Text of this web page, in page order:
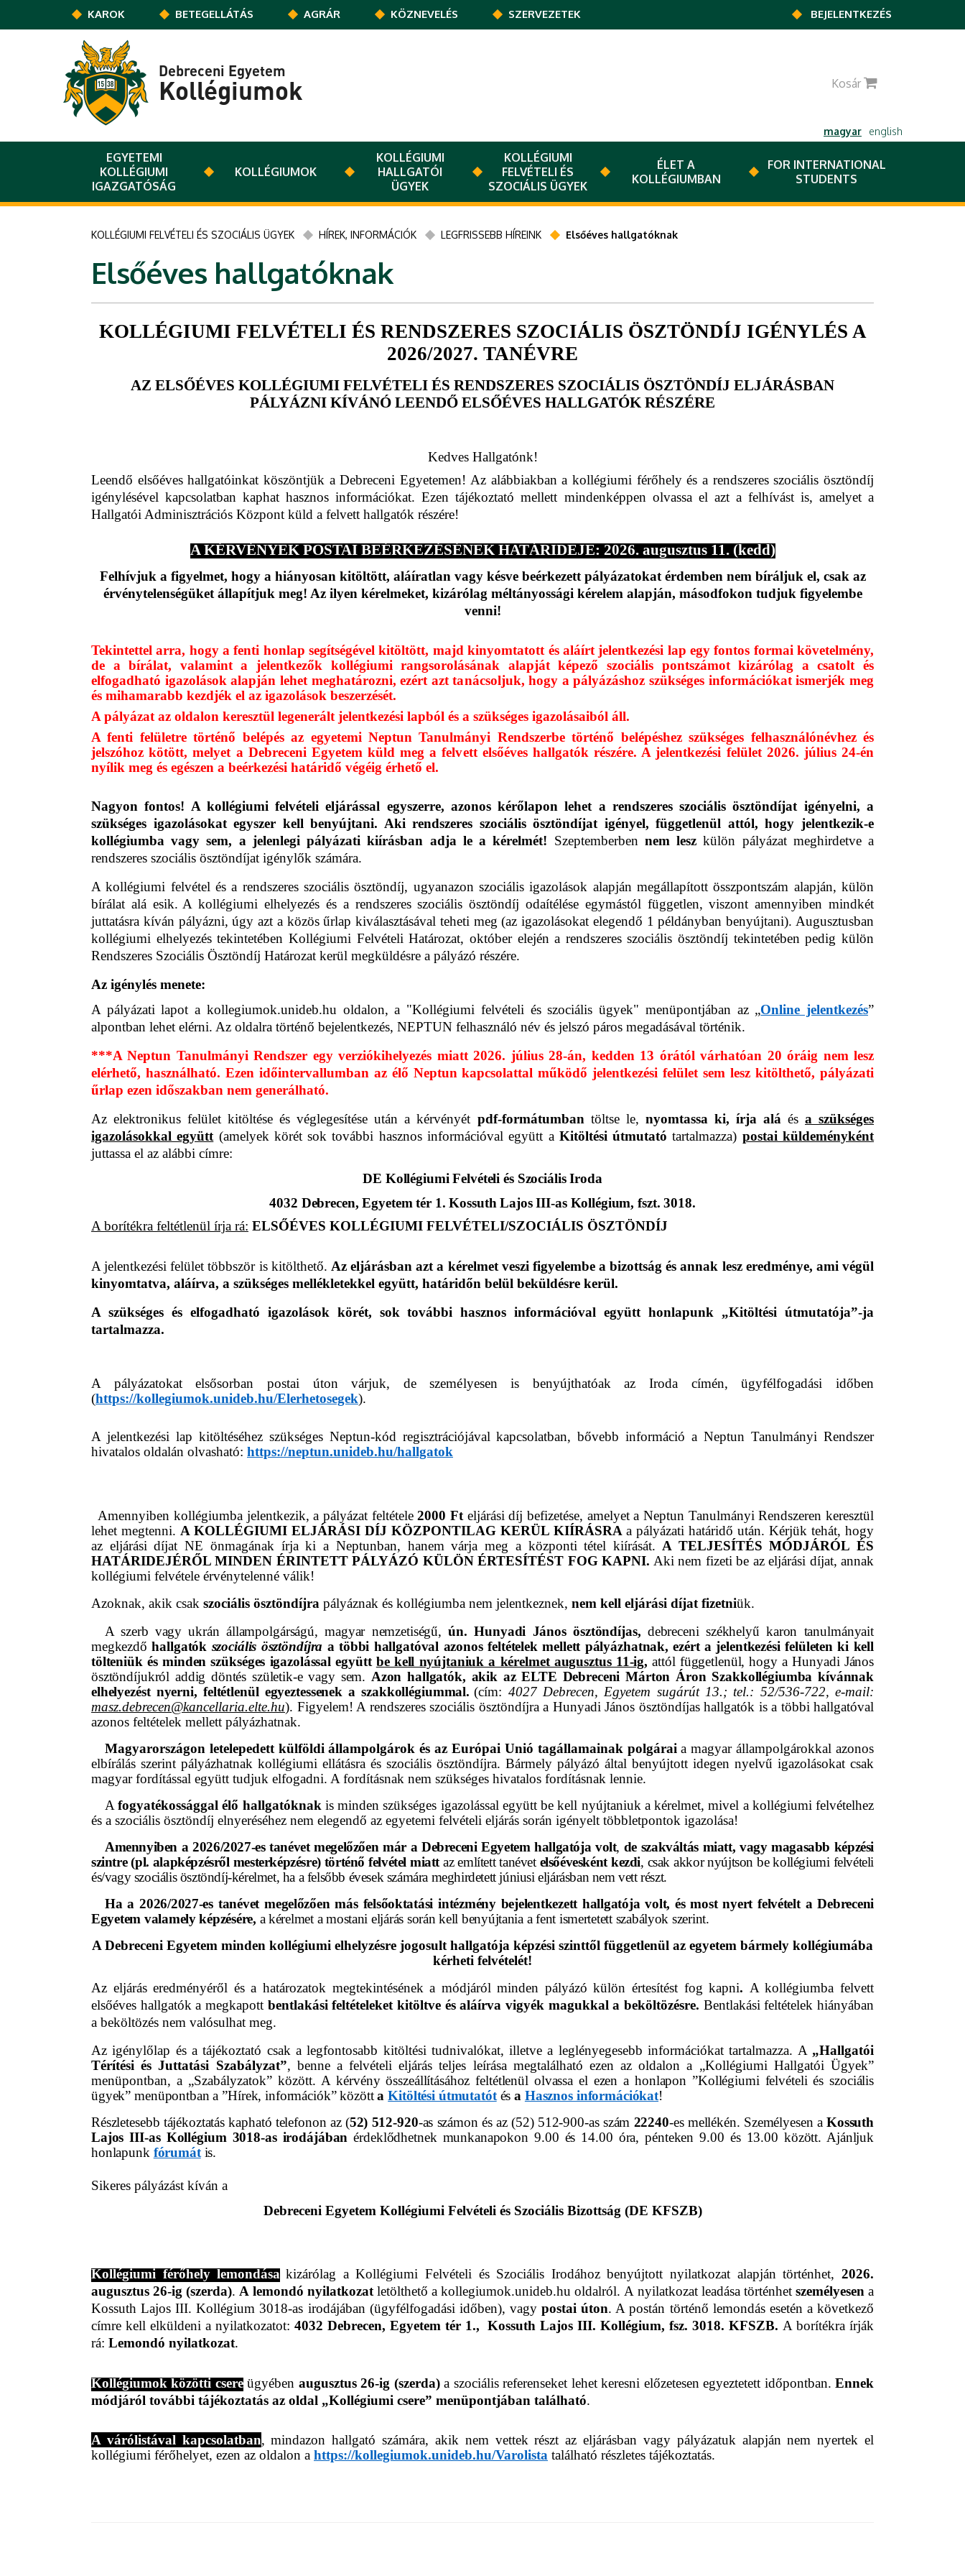
Ugrás a tartalomra
KAROK BETEGELLÁTÁS AGRÁR KÖZNEVELÉS SZERVEZETEK BEJELENTKEZÉS
Debreceni Egyetem
Kollégiumok
magyar english
Kosár
EGYETEMI
KOLLÉGIUMI
IGAZGATÓSÁG
KOLLÉGIUMOK
KOLLÉGIUMI
HALLGATÓI
ÜGYEK
KOLLÉGIUMI
FELVÉTELI ÉS
SZOCIÁLIS ÜGYEK
ÉLET A
KOLLÉGIUMBAN
FOR INTERNATIONAL
STUDENTS
KOLLÉGIUMI FELVÉTELI ÉS SZOCIÁLIS ÜGYEK HÍREK, INFORMÁCIÓK LEGFRISSEBB HÍREINK Elsőéves hallgatóknak
Elsőéves hallgatóknak
KOLLÉGIUMI FELVÉTELI ÉS RENDSZERES SZOCIÁLIS ÖSZTÖNDÍJ IGÉNYLÉS A
2026/2027. TANÉVRE
AZ ELSŐÉVES KOLLÉGIUMI FELVÉTELI ÉS RENDSZERES SZOCIÁLIS ÖSZTÖNDÍJ ELJÁRÁSBAN
PÁLYÁZNI KÍVÁNÓ LEENDŐ ELSŐÉVES HALLGATÓK RÉSZÉRE
Kedves Hallgatónk!
Leendő elsőéves hallgatóinkat köszöntjük a Debreceni Egyetemen! Az alábbiakban a kollégiumi férőhely és a rendszeres szociális ösztöndíj
igénylésével kapcsolatban kaphat hasznos információkat. Ezen tájékoztató mellett mindenképpen olvassa el azt a felhívást is, amelyet a
Hallgatói Adminisztrációs Központ küld a felvett hallgatók részére!
A KÉRVÉNYEK POSTAI BEÉRKEZÉSÉNEK HATÁRIDEJE: 2026. augusztus 11. (kedd)
Felhívjuk a figyelmet, hogy a hiányosan kitöltött, aláíratlan vagy késve beérkezett pályázatokat érdemben nem bíráljuk el, csak az
érvénytelenségüket állapítjuk meg! Az ilyen kérelmeket, kizárólag méltányossági kérelem alapján, másodfokon tudjuk figyelembe
venni!
Tekintettel arra, hogy a fenti honlap segítségével kitöltött, majd kinyomtatott és aláírt jelentkezési lap egy fontos formai követelmény,
de a bírálat, valamint a jelentkezők kollégiumi rangsorolásának alapját képező szociális pontszámot kizárólag a csatolt és
elfogadható igazolások alapján lehet meghatározni, ezért azt tanácsoljuk, hogy a pályázáshoz szükséges információkat ismerjék meg
és mihamarabb kezdjék el az igazolások beszerzését.
A pályázat az oldalon keresztül legenerált jelentkezési lapból és a szükséges igazolásaiból áll.
A fenti felületre történő belépés az egyetemi Neptun Tanulmányi Rendszerbe történő belépéshez szükséges felhasználónévhez és
jelszóhoz kötött, melyet a Debreceni Egyetem küld meg a felvett elsőéves hallgatók részére. A jelentkezési felület 2026. július 24-én
nyílik meg és egészen a beérkezési határidő végéig érhető el.
Nagyon fontos! A kollégiumi felvételi eljárással egyszerre, azonos kérőlapon lehet a rendszeres szociális ösztöndíjat igényelni, a
szükséges igazolásokat egyszer kell benyújtani. Aki rendszeres szociális ösztöndíjat igényel, függetlenül attól, hogy jelentkezik-e
kollégiumba vagy sem, a jelenlegi pályázati kiírásban adja le a kérelmét! Szeptemberben nem lesz külön pályázat meghirdetve a
rendszeres szociális ösztöndíjat igénylők számára.
A kollégiumi felvétel és a rendszeres szociális ösztöndíj, ugyanazon szociális igazolások alapján megállapított összpontszám alapján, külön
bírálat alá esik. A kollégiumi elhelyezés és a rendszeres szociális ösztöndíj odaítélése egymástól független, viszont amennyiben mindkét
juttatásra kíván pályázni, úgy azt a közös űrlap kiválasztásával teheti meg (az igazolásokat elegendő 1 példányban benyújtani). Augusztusban
kollégiumi elhelyezés tekintetében Kollégiumi Felvételi Határozat, október elején a rendszeres szociális ösztöndíj tekintetében pedig külön
Rendszeres Szociális Ösztöndíj Határozat kerül megküldésre a pályázó részére.
Az igénylés menete:
A pályázati lapot a kollegiumok.unideb.hu oldalon, a "Kollégiumi felvételi és szociális ügyek" menüpontjában az „Online jelentkezés”
alpontban lehet elérni. Az oldalra történő bejelentkezés, NEPTUN felhasználó név és jelszó páros megadásával történik.
***A Neptun Tanulmányi Rendszer egy verziókihelyezés miatt 2026. július 28-án, kedden 13 órától várhatóan 20 óráig nem lesz
elérhető, használható. Ezen időintervallumban az élő Neptun kapcsolattal működő jelentkezési felület sem lesz kitölthető, pályázati
űrlap ezen időszakban nem generálható.
Az elektronikus felület kitöltése és véglegesítése után a kérvényét pdf-formátumban töltse le, nyomtassa ki, írja alá és a szükséges
igazolásokkal együtt (amelyek körét sok további hasznos információval együtt a Kitöltési útmutató tartalmazza) postai küldeményként
juttassa el az alábbi címre:
DE Kollégiumi Felvételi és Szociális Iroda
4032 Debrecen, Egyetem tér 1. Kossuth Lajos III-as Kollégium, fszt. 3018.
A borítékra feltétlenül írja rá: ELSŐÉVES KOLLÉGIUMI FELVÉTELI/SZOCIÁLIS ÖSZTÖNDÍJ
A jelentkezési felület többször is kitölthető. Az eljárásban azt a kérelmet veszi figyelembe a bizottság és annak lesz eredménye, ami végül
kinyomtatva, aláírva, a szükséges mellékletekkel együtt, határidőn belül beküldésre kerül.
A szükséges és elfogadható igazolások körét, sok további hasznos információval együtt honlapunk „Kitöltési útmutatója”-ja
tartalmazza.
A pályázatokat elsősorban postai úton várjuk, de személyesen is benyújthatóak az Iroda címén, ügyfélfogadási időben
(https://kollegiumok.unideb.hu/Elerhetosegek).
A jelentkezési lap kitöltéséhez szükséges Neptun-kód regisztrációjával kapcsolatban, bővebb információ a Neptun Tanulmányi Rendszer
hivatalos oldalán olvasható: https://neptun.unideb.hu/hallgatok
Amennyiben kollégiumba jelentkezik, a pályázat feltétele2000 Ft eljárási díj befizetése, amelyet a Neptun Tanulmányi Rendszeren keresztül
lehet megtenni. A KOLLÉGIUMI ELJÁRÁSI DÍJ KÖZPONTILAG KERÜL KIÍRÁSRA a pályázati határidő után. Kérjük tehát, hogy
az eljárási díjat NE önmagának írja ki a Neptunban, hanem várja meg a központi tétel kiírását. A TELJESÍTÉS MÓDJÁRÓL ÉS
HATÁRIDEJÉRŐL MINDEN ÉRINTETT PÁLYÁZÓ KÜLÖN ÉRTESÍTÉST FOG KAPNI. Aki nem fizeti be az eljárási díjat, annak
kollégiumi felvétele érvénytelenné válik!
Azoknak, akik csak szociális ösztöndíjra pályáznak és kollégiumba nem jelentkeznek, nem kell eljárási díjat fizetniük.
A szerb vagy ukrán állampolgárságú, magyar nemzetiségű,ún. Hunyadi János ösztöndíjas, debreceni székhelyű karon tanulmányait
megkezdőhallgatók szociális ösztöndíjra a többi hallgatóval azonos feltételek mellett pályázhatnak, ezért a jelentkezési felületen ki kell
tölteniük és minden szükséges igazolással együtt be kell nyújtaniuk a kérelmet augusztus 11-ig, attól függetlenül, hogy a Hunyadi János
ösztöndíjukról addig döntés születik-e vagy sem. Azon hallgatók, akik az ELTE Debreceni Márton Áron Szakkollégiumba kívánnak
elhelyezést nyerni, feltétlenül egyeztessenek a szakkollégiummal. (cím: 4027 Debrecen, Egyetem sugárút 13.; tel.: 52/536-722, e-mail:
masz.debrecen@kancellaria.elte.hu). Figyelem! A rendszeres szociális ösztöndíjra a Hunyadi János ösztöndíjas hallgatók is a többi hallgatóval
azonos feltételek mellett pályázhatnak.
Magyarországon letelepedett külföldi állampolgárok és az Európai Unió tagállamainak polgáraia magyar állampolgárokkal azonos
elbírálás szerint pályázhatnak kollégiumi ellátásra és szociális ösztöndíjra. Bármely pályázó által benyújtott idegen nyelvű igazolásokat csak
magyar fordítással együtt tudjuk elfogadni. A fordításnak nem szükséges hivatalos fordításnak lennie.
Afogyatékossággal élő hallgatóknak is minden szükséges igazolással együtt be kell nyújtaniuk a kérelmet, mivel a kollégiumi felvételhez
és a szociális ösztöndíj elnyeréséhez nem elegendő az egyetemi felvételi eljárás során igényelt többletpontok igazolása!
Amennyiben a 2026/2027-es tanévet megelőzően már a Debreceni Egyetem hallgatója volt, de szakváltás miatt, vagy magasabb képzési
szintre (pl. alapképzésről mesterképzésre) történő felvétel miatt az említett tanévet elsőévesként kezdi, csak akkor nyújtson be kollégiumi felvételi
és/vagy szociális ösztöndíj-kérelmet, ha a felsőbb évesek számára meghirdetett júniusi eljárásban nem vett részt.
Ha a 2026/2027-es tanévet megelőzően más felsőoktatási intézmény bejelentkezett hallgatója volt, és most nyert felvételt a Debreceni
Egyetem valamely képzésére, a kérelmet a mostani eljárás során kell benyújtania a fent ismertetett szabályok szerint.
A Debreceni Egyetem minden kollégiumi elhelyzésre jogosult hallgatója képzési szinttől függetlenül az egyetem bármely kollégiumába
kérheti felvételét!
Az eljárás eredményéről és a határozatok megtekintésének a módjáról minden pályázó külön értesítést fog kapni. A kollégiumba felvett
elsőéves hallgatók a megkapott bentlakási feltételeket kitöltve és aláírva vigyék magukkal a beköltözésre. Bentlakási feltételek hiányában
a beköltözés nem valósulhat meg.
Az igénylőlap és a tájékoztató csak a legfontosabb kitöltési tudnivalókat, illetve a leglényegesebb információkat tartalmazza. A „Hallgatói
Térítési és Juttatási Szabályzat”, benne a felvételi eljárás teljes leírása megtalálható ezen az oldalon a „Kollégiumi Hallgatói Ügyek”
menüpontban, a „Szabályzatok” között. A kérvény összeállításához feltétlenül olvassa el ezen a honlapon ”Kollégiumi felvételi és szociális
ügyek” menüpontban a ”Hírek, információk” közöttaKitöltési útmutatótésa Hasznos információkat!
Részletesebb tájékoztatás kapható telefonon az (52) 512-920-as számon és az (52) 512-900-as szám 22240-es mellékén. Személyesen a Kossuth
Lajos III-as Kollégium 3018-as irodájában érdeklődhetnek munkanapokon 9.00 és 14.00 óra, pénteken 9.00 és 13.00 között. Ajánljuk
honlapunk fórumátis.
Sikeres pályázást kíván a
Debreceni Egyetem Kollégiumi Felvételi és Szociális Bizottság (DE KFSZB)
Kollégiumi férőhely lemondása kizárólag a Kollégiumi Felvételi és Szociális Irodához benyújtott nyilatkozat alapján történhet,2026.
augusztus 26-ig (szerda). A lemondó nyilatkozatletölthető a kollegiumok.unideb.hu oldalról. A nyilatkozat leadása történhet személyesen a
Kossuth Lajos III. Kollégium 3018-as irodájában (ügyfélfogadási időben), vagypostai úton. A postán történő lemondás esetén a következő
címre kell elküldeni a nyilatkozatot: 4032 Debrecen, Egyetem tér 1., Kossuth Lajos III. Kollégium, fsz. 3018. KFSZB. A borítékra írják
rá: Lemondó nyilatkozat.
Kollégiumok közötti csereügyében augusztus 26-ig (szerda)a szociális referenseket lehet keresni előzetesen egyeztetett időpontban.Ennek
módjáról további tájékoztatás az oldal „Kollégiumi csere” menüpontjában található.
A várólistával kapcsolatban, mindazon hallgató számára, akik nem vettek részt az eljárásban vagy pályázatuk alapján nem nyertek el
kollégiumi férőhelyet, ezen az oldalon a https://kollegiumok.unideb.hu/Varolista található részletes tájékoztatás.